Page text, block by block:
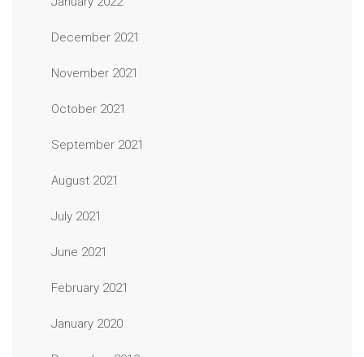
December 2021
November 2021
October 2021
September 2021
August 2021
July 2021
June 2021
February 2021
January 2020